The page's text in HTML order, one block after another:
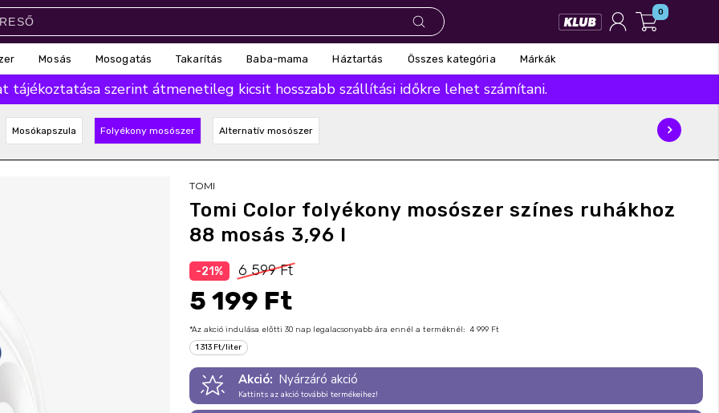
0
Mosás Mosogatás Takarítás Baba-mama Háztartás Összes kategória Márkák
tájékoztatása szerint átmenetileg kicsit hosszabb szállítási időkre lehet számítani.
Mosókapszula Folyékony mosószer Alternatív mosószer
TOMI
Tomi Color folyékony mosószer színes ruhákhoz
88 mosás 3,96 l
-21% 6 599 Ft
5 199 Ft
*Az akció indulása előtti 30 nap legalacsonyabb ára ennél a terméknél: 4 999 Ft
1 313 Ft/liter
Akció: Nyárzáró akció
Kattints az akció további termékeihez!